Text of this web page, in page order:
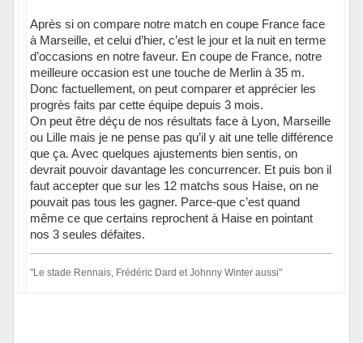
Après si on compare notre match en coupe France face
à Marseille, et celui d’hier, c’est le jour et la nuit en terme
d’occasions en notre faveur. En coupe de France, notre
meilleure occasion est une touche de Merlin à 35 m.
Donc factuellement, on peut comparer et apprécier les
progrès faits par cette équipe depuis 3 mois.
On peut être déçu de nos résultats face à Lyon, Marseille
ou Lille mais je ne pense pas qu’il y ait une telle différence
que ça. Avec quelques ajustements bien sentis, on
devrait pouvoir davantage les concurrencer. Et puis bon il
faut accepter que sur les 12 matchs sous Haise, on ne
pouvait pas tous les gagner. Parce-que c’est quand
même ce que certains reprochent à Haise en pointant
nos 3 seules défaites.
"Le stade Rennais, Frédéric Dard et Johnny Winter aussi"